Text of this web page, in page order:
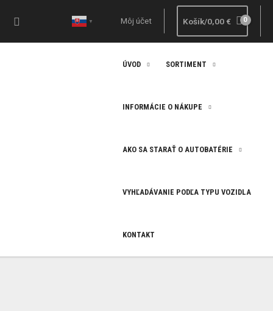
Hľadať ▼ Môj účet Košík/0,00 €
ÚVOD SORTIMENT
INFORMÁCIE O NÁKUPE
AKO SA STARAŤ O AUTOBATÉRIE
VYHĽADÁVANIE PODĽA TYPU VOZIDLA
KONTAKT